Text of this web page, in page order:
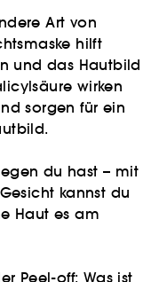
Art von
hilft
und das Hautbild
wirken
sorgen für ein
du hast – mit
kannst du
Haut es am
Peel-off: Was ist